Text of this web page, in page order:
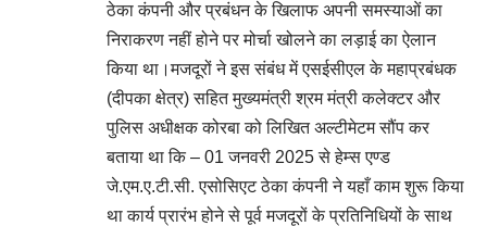
ठेका कंपनी और प्रबंधन के खिलाफ अपनी समस्याओं का
निराकरण नहीं होने पर मोर्चा खोलने का लड़ाई का ऐलान
किया था।मजदूरों ने इस संबंध में एसईसीएल के महाप्रबंधक
(दीपका क्षेत्र) सहित मुख्यमंत्री श्रम मंत्री कलेक्टर और
पुलिस अधीक्षक कोरबा को लिखित अल्टीमेटम सौंप कर
बताया था कि – 01 जनवरी 2025 से हेम्स एण्ड
जे.एम.ए.टी.सी. एसोसिएट ठेका कंपनी ने यहाँ काम शुरू किया
था कार्य प्रारंभ होने से पूर्व मजदूरों के प्रतिनिधियों के साथ